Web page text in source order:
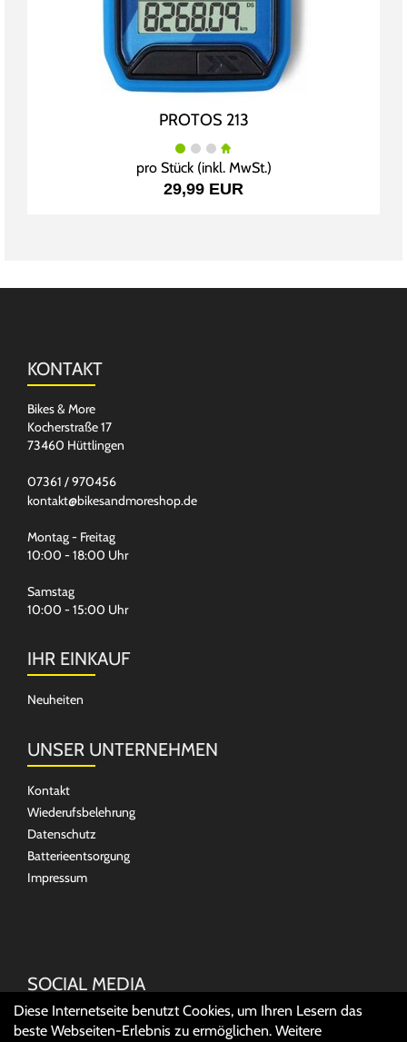
PROTOS 213
pro Stück (inkl. MwSt.)
29,99 EUR
KONTAKT
Bikes & More
Kocherstraße 17
73460 Hüttlingen
07361 / 970456
kontakt@bikesandmoreshop.de
Montag - Freitag
10:00 - 18:00 Uhr
Samstag
10:00 - 15:00 Uhr
IHR EINKAUF
Neuheiten
UNSER UNTERNEHMEN
Kontakt
Wiederufsbelehrung
Datenschutz
Batterieentsorgung
Impressum
SOCIAL MEDIA
Diese Internetseite benutzt Cookies, um Ihren Lesern das
beste Webseiten-Erlebnis zu ermöglichen. Weitere